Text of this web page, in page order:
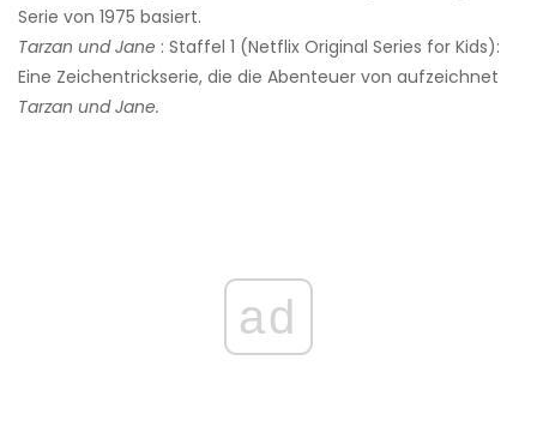
Serie von 1975 basiert.
Tarzan und Jane : Staffel 1 (Netflix Original Series for Kids):
Eine Zeichentrickserie, die die Abenteuer von aufzeichnet
Tarzan und Jane.
ad